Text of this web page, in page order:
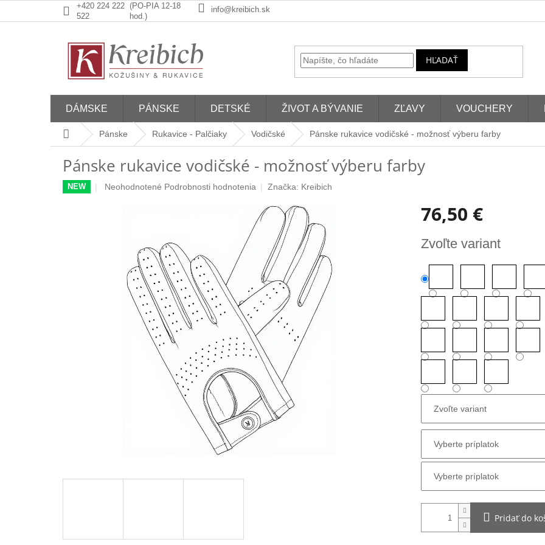
+420 224 222
522
(PO-PIA 12-18
hod.)
info@kreibich.sk
HĽADAŤ
DÁMSKE PÁNSKE DETSKÉ ŽIVOT A BÝVANIE ZĽAVY VOUCHERY
DomovPánske Rukavice - Palčiaky Vodičské Pánske rukavice vodičské - možnosť výberu farby
Pánske rukavice vodičské - možnosť výberu farby
NEW
Priemerné
hviezdičiek.
Neohodnotené Podrobnosti hodnotenia Značka: Kreibich
76,50 €
cena:
Zvoľte variant
Pridať do